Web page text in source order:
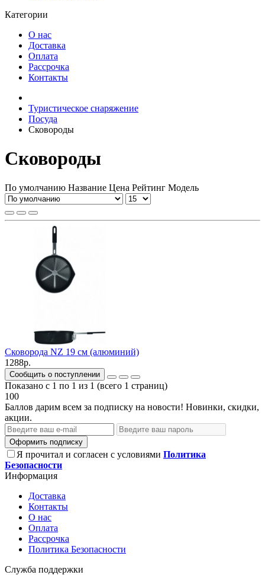
Категории
О нас
Доставка
Оплата
Рассрочка
Контакты
Туристическое снаряжение
Посуда
Сковороды
Сковороды
По умолчанию Название Цена Рейтинг Модель
Сковорода NZ 19 см (алюминий)
1288р.
Сообщить о поступлении
Показано с 1 по 1 из 1 (всего 1 страниц)
100
Баллов дарим всем за подписку на новости! Новинки, скидки,
акции.
Оформить подписку
Я прочитал и согласен с условиями Политика
Безопасности
Информация
Доставка
Контакты
О нас
Оплата
Рассрочка
Политика Безопасности
Служба поддержки